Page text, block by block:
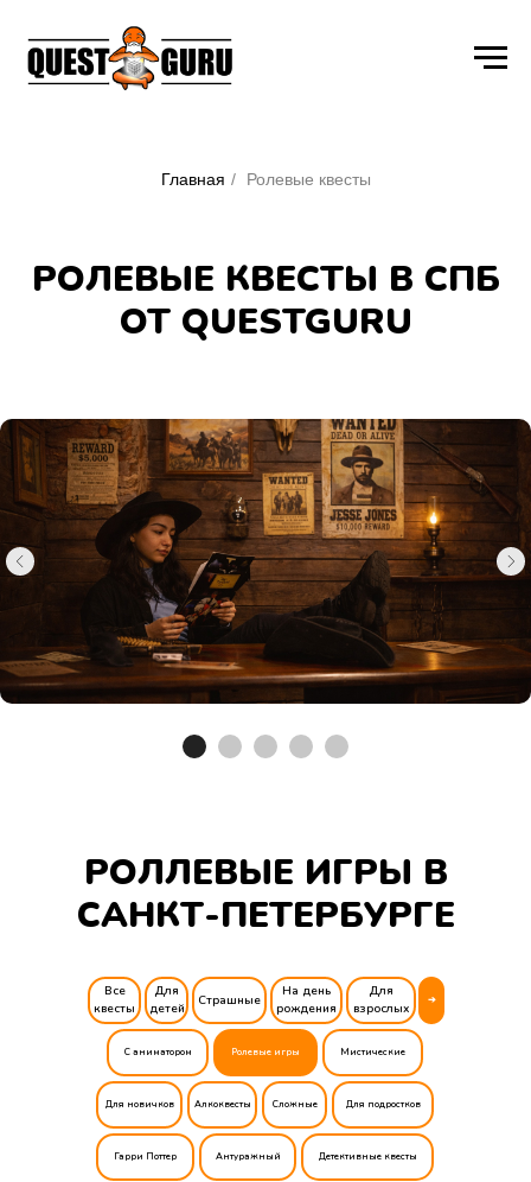
Главная / Ролевые квесты
РОЛЕВЫЕ КВЕСТЫ В СПБ
ОТ QUESTGURU
РОЛЛЕВЫЕ ИГРЫ В
САНКТ-ПЕТЕРБУРГЕ
Для
взрослых
На день
рождения
Для
детей
Страшные
Все
квесты
➔
Ролевые игры
Сложные
С аниматором
Гарри Поттер Антуражный
Мистические
Для новичков Алкоквесты
Детективные квесты
Для подростков